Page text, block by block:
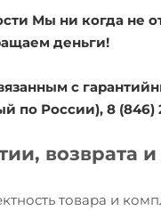
Мы ни когда не
деньги!
с
по России), 8 (846)
возврата
товара и